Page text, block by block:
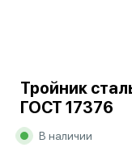
Тройник
ГОСТ 17376
В наличии